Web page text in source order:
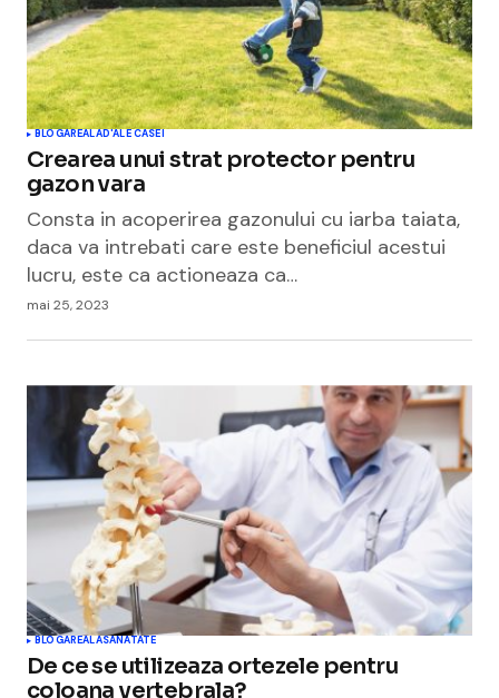
BLOGAREALAD'ALE CASEI
Crearea unui strat protector pentru
gazon vara
Consta in acoperirea gazonului cu iarba taiata,
daca va intrebati care este beneficiul acestui
lucru, este ca actioneaza ca…
mai 25, 2023
BLOGAREALASANATATE
De ce se utilizeaza ortezele pentru
coloana vertebrala?